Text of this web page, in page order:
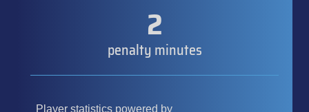
2
penalty minutes